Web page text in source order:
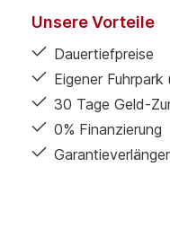
Unsere Vorteile
Dauertiefpreise
Eigener Fuhrpark
30 Tage Geld-
0% Finanzierung